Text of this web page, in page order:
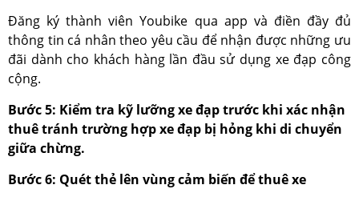
Đăng ký thành viên Youbike qua app và điền đầy đủ
thông tin cá nhân theo yêu cầu để nhận được những ưu
đãi dành cho khách hàng lần đầu sử dụng xe đạp công
cộng.
Bước 5: Kiểm tra kỹ lưỡng xe đạp trước khi xác nhận
thuê tránh trường hợp xe đạp bị hỏng khi di chuyển
giữa chừng.
Bước 6: Quét thẻ lên vùng cảm biến để thuê xe